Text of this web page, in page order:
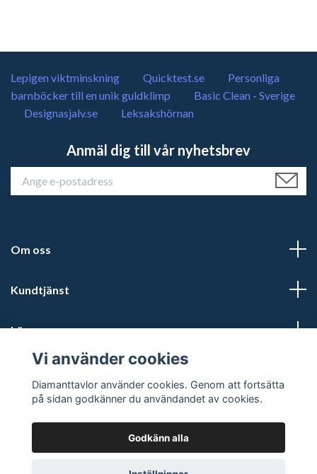
Lepigen viktminskning Quicktest.se
Personliga
barnböcker till en unik guldklimp
Basic Clean - Sverige
Designasjalv.se
Leksakshörnan
Anmäl dig till vår nyhetsbrev
Om oss
Kundtjänst
Läs mer
© 2026 Diamanttavlor
Vi använder cookies
Diamanttavlor använder cookies. Genom att fortsätta
på sidan godkänner du användandet av cookies.
Godkänn alla